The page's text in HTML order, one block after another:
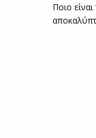
Ποιο